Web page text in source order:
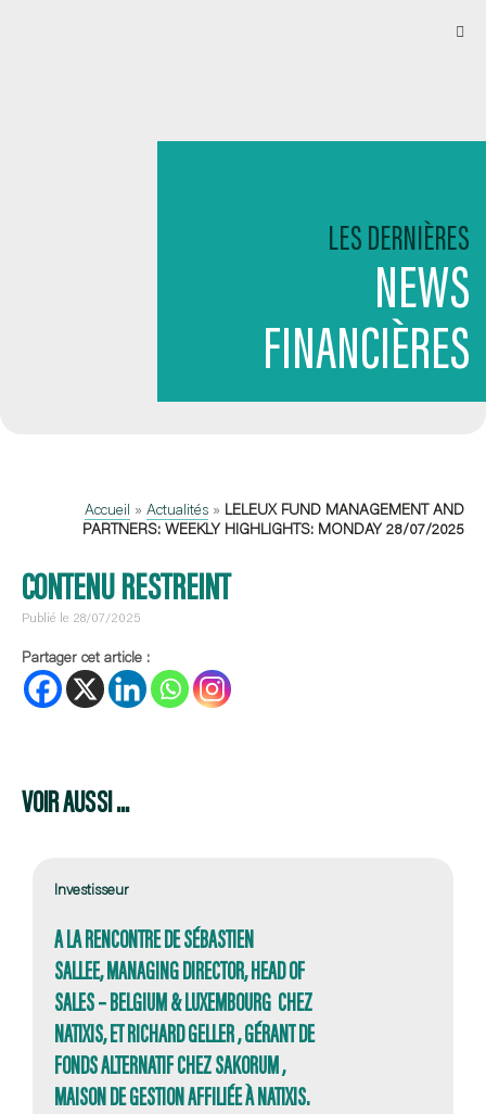
LES DERNIÈRES
NEWS
FINANCIÈRES
Accueil » Actualités » LELEUX FUND MANAGEMENT AND
PARTNERS: WEEKLY HIGHLIGHTS: MONDAY 28/07/2025
CONTENU RESTREINT
Publié le 28/07/2025
Partager cet article :
VOIR AUSSI ...
Investisseur
A LA RENCONTRE DE SÉBASTIEN
SALLEE, MANAGING DIRECTOR, HEAD OF
SALES – BELGIUM & LUXEMBOURG CHEZ
NATIXIS, ET RICHARD GELLER , GÉRANT DE
FONDS ALTERNATIF CHEZ SAKORUM ,
MAISON DE GESTION AFFILIÉE À NATIXIS.